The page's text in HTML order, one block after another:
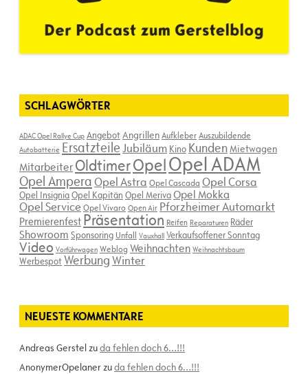
SCHLAGWÖRTER
ADAC Opel Rallye Cup AngebotAngrillenAufkleberAuszubildende
Autobatterie ErsatzteileJubiläum Kino KundenMietwagen
Mitarbeiter OldtimerOpelOpel ADAM
Opel AmperaOpel Astra Opel Cascada Opel Corsa
Opel InsigniaOpel Kapitän Opel MerivaOpel Mokka
Opel ServiceOpel Vivaro Open Air Pforzheimer Automarkt
Premierenfest Präsentation Reifen Reparaturen Räder
Showroom Sponsoring Unfall Vauxhall Verkaufsoffener Sonntag
Video Vorführwagen Weblog Weihnachten Weihnachtsbaum
WerbespotWerbungWinter
NEUESTE KOMMENTARE
Andreas Gerstelzuda fehlen doch 6…!!!
AnonymerOpelanerzuda fehlen doch 6…!!!